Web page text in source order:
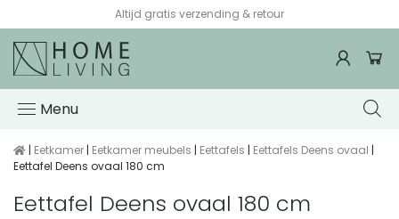
Altijd gratis verzending & retour
Menu
| Eetkamer | Eetkamer meubels | Eettafels | Eettafels Deens ovaal |
Eettafel Deens ovaal 180 cm
Eettafel Deens ovaal 180 cm